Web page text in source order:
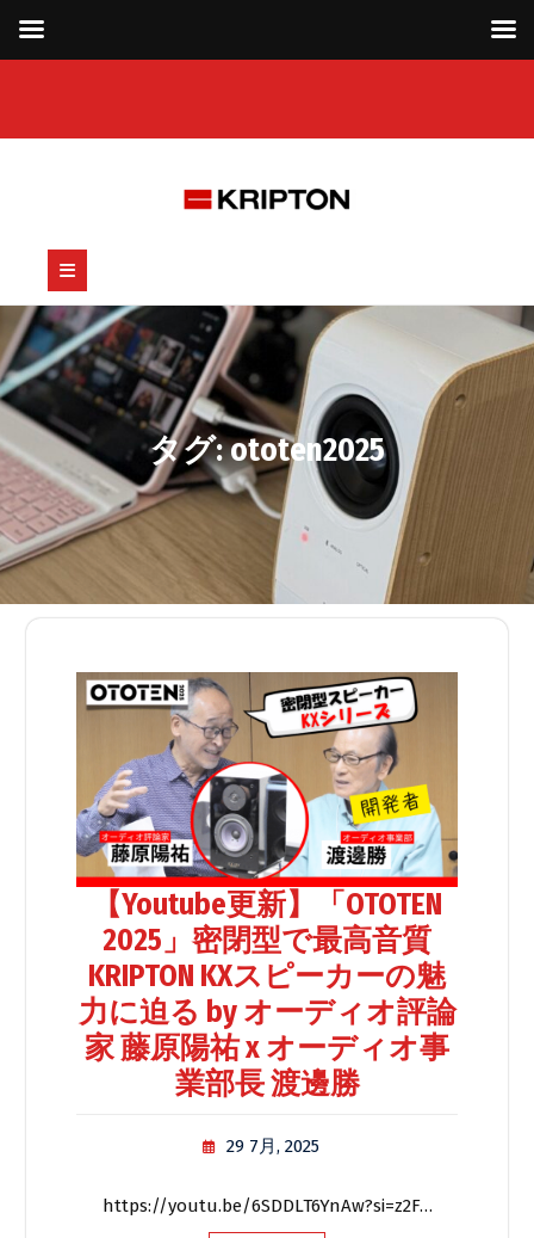
Button
タグ:ototen2025
【Youtube更新】「OTOTEN
2025」密閉型で最高音質
KRIPTON KXスピーカーの魅
力に迫る by オーディオ評論
家 藤原陽祐 x オーディオ事
業部長 渡邊勝
29 7月, 2025
https://youtu.be/6SDDLT6YnAw?si=z2F…